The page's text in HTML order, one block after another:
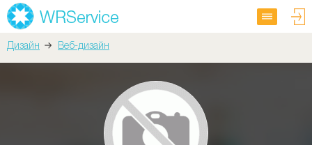
Дизайн Веб-дизайн